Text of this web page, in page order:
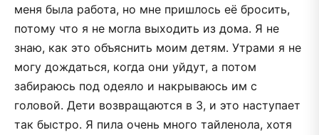
меня была работа, но мне пришлось её бросить,
потому что я не могла выходить из дома. Я не
знаю, как это объяснить моим детям. Утрами я не
могу дождаться, когда они уйдут, а потом
забираюсь под одеяло и накрываюсь им с
головой. Дети возвращаются в 3, и это наступает
так быстро. Я пила очень много тайленола, хотя